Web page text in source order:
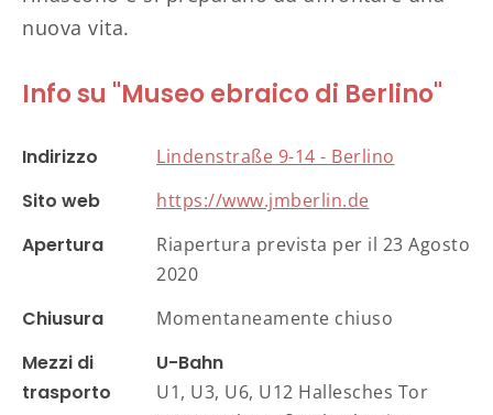
nuova vita.
Info su "Museo ebraico di Berlino"
Indirizzo Lindenstraße 9-14 - Berlino
Sito web https://www.jmberlin.de
Apertura
Riapertura prevista per il 23 Agosto
2020
Chiusura Momentaneamente chiuso
Mezzi di
trasporto
U-Bahn
U1, U3, U6, U12 Hallesches Tor